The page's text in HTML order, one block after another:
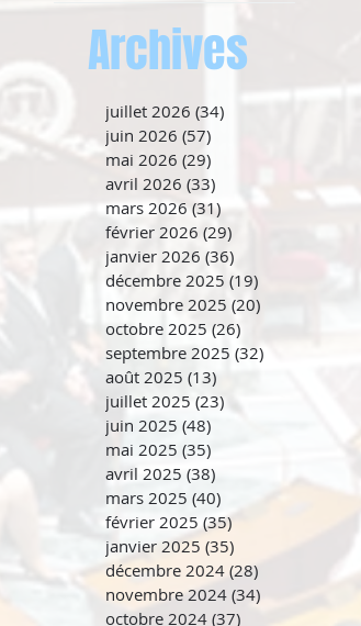
Archives
juillet 2026 (34)
juin 2026 (57)
mai 2026 (29)
avril 2026 (33)
mars 2026 (31) 31 posts
février 2026 (29)
janvier 2026 (36)
décembre 2025 (19)
novembre 2025 (20)
octobre 2025 (26)
septembre 2025 (32)
août 2025 (13)
juillet 2025 (23)
juin 2025 (48)
mai 2025 (35)
avril 2025 (38)
mars 2025 (40)
février 2025 (35)
janvier 2025 (35)
décembre 2024 (28)
novembre 2024 (34)
octobre 2024 (37)